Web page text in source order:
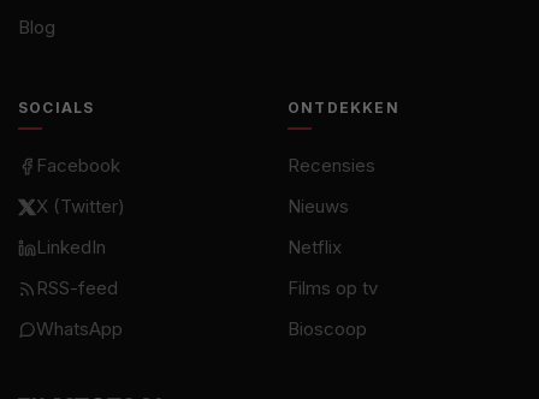
Blog
SOCIALS
Facebook
X (Twitter)
LinkedIn
RSS-feed
WhatsApp
ONTDEKKEN
Recensies
Nieuws
Netflix
Films op tv
Bioscoop